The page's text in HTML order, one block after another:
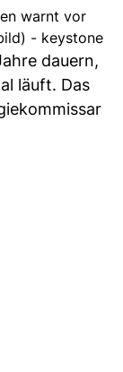
warnt vor
- keystone
dauern,
läuft. Das